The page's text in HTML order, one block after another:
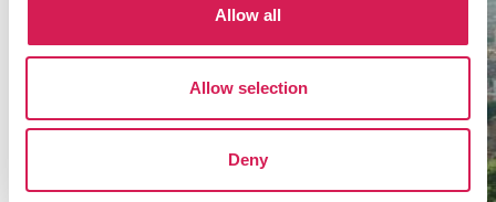
Allow all
Allow selection
Deny